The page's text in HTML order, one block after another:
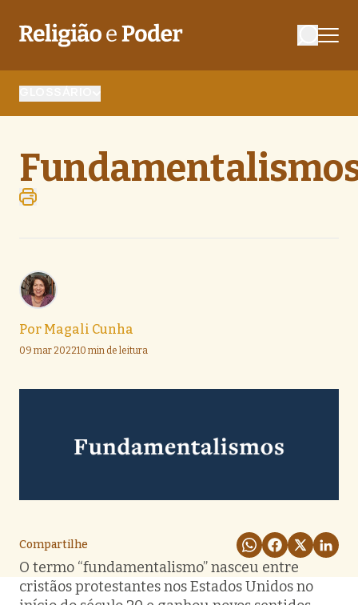
Por Magali Cunha
09 mar 202210 min de leitura
Compartilhe
O termo “fundamentalismo” nasceu entre
cristãos protestantes nos Estados Unidos no